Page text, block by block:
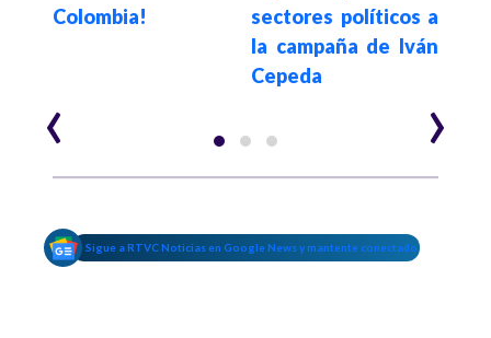
Colombia!
sectores políticos a
la campaña de Iván
Cepeda
‹ ›
Sigue a RTVC Noticias en Google News y mantente conectado